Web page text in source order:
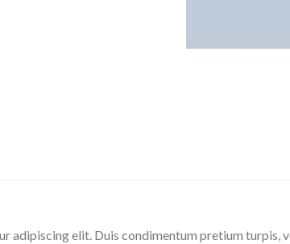
adipiscing elit. Duis condimentum pretium